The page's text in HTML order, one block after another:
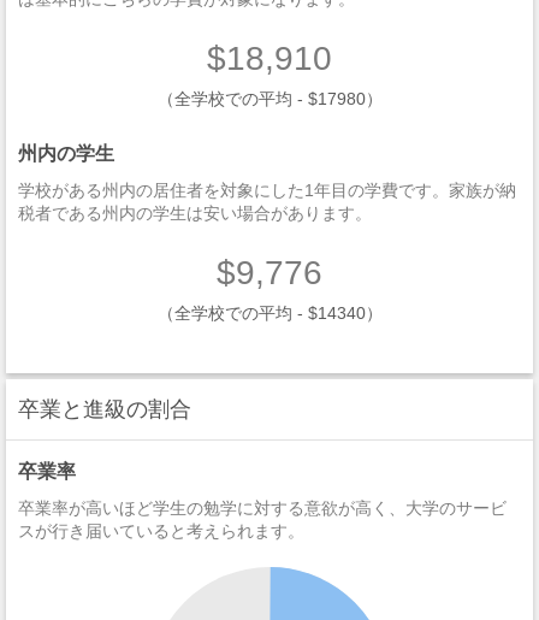
$18,910
（全学校での平均 - $17980）
州内の学生
学校がある州内の居住者を対象にした1年目の学費です。家族が納
税者である州内の学生は安い場合があります。
$9,776
（全学校での平均 - $14340）
卒業と進級の割合
卒業率
卒業率が高いほど学生の勉学に対する意欲が高く、大学のサービ
スが行き届いていると考えられます。